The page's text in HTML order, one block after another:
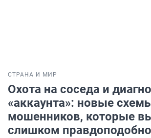
СТРАНА И МИР
Охота на соседа и
«аккаунта»: новые
мошенников, которые
слишком правдоподобно